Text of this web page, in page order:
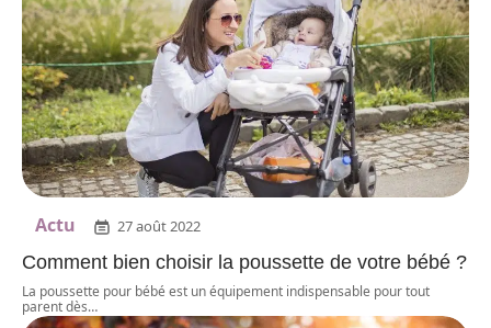
Actu 27 août 2022
Comment bien choisir la poussette de votre bébé ?
La poussette pour bébé est un équipement indispensable pour tout
parent dès…